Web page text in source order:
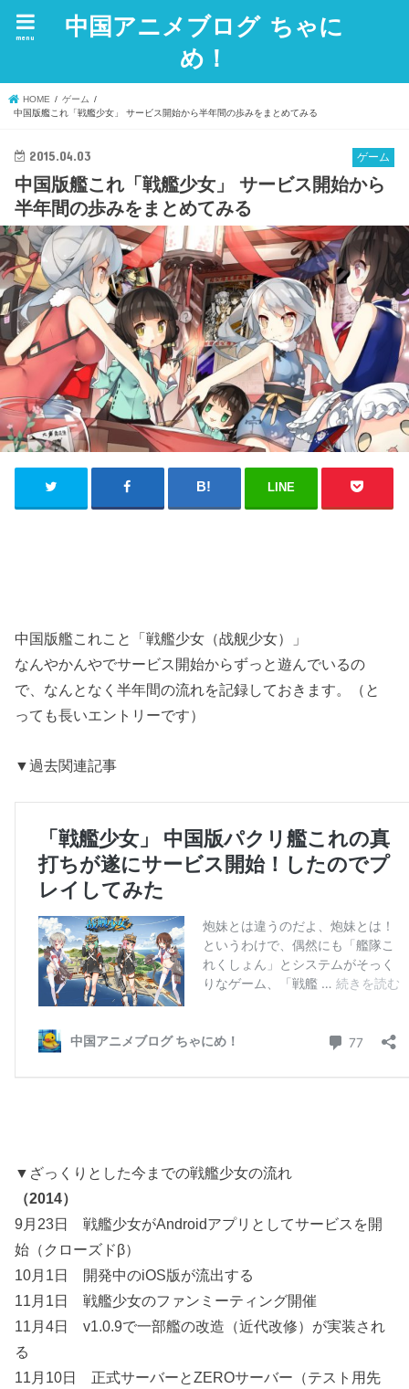
中国アニメブログ ちゃに
め！
menu
HOME
ゲーム
中国版艦これ「戦艦少女」 サービス開始から半年間の歩みをまとめてみる
ゲーム
2015.04.03
中国版艦これ「戦艦少女」 サービス開始から
半年間の歩みをまとめてみる
LINE
中国版艦これこと「戦艦少女（战舰少女）」
なんやかんやでサービス開始からずっと遊んでいるの
で、なんとなく半年間の流れを記録しておきます。（と
っても長いエントリーです）
▼過去関連記事
▼ざっくりとした今までの戦艦少女の流れ
（2014）
9月23日 戦艦少女がAndroidアプリとしてサービスを開
始（クローズドβ）
10月1日 開発中のiOS版が流出する
11月1日 戦艦少女のファンミーティング開催
11月4日 v1.0.9で一部艦の改造（近代改修）が実装され
る
11月10日 正式サーバーとZEROサーバー（テスト用先